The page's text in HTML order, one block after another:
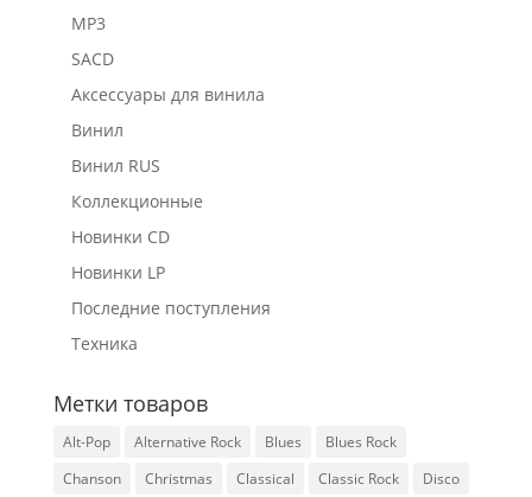
MP3
SACD
Аксессуары для винила
Винил
Винил RUS
Коллекционные
Новинки CD
Новинки LP
Последние поступления
Техника
Метки товаров
Alt-Pop Alternative Rock Blues
Blues Rock
Chanson
Christmas Classical Classic Rock
Disco